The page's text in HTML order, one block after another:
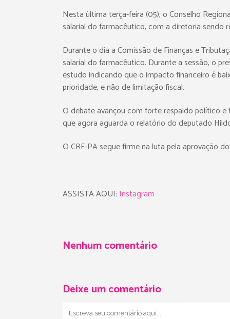
Nesta última terça-feira (05), o Conselho
salarial do farmacêutico, com a diretoria sendo
Durante o dia a Comissão de Finanças e
salarial do farmacêutico. Durante a sessão, o
estudo indicando que o impacto financeiro é
prioridade, e não de limitação fiscal.
O debate avançou com forte respaldo político
que agora aguarda o relatório do deputado
O CRF-PA segue firme na luta pela aprovação
ASSISTA AQUI: Instagram
Nenhum comentário
Deixe um comentário